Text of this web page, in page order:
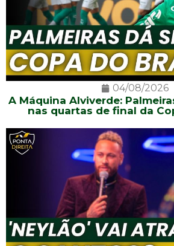
04/08/2026
A Máquina Alviverde:
nas quartas de final da